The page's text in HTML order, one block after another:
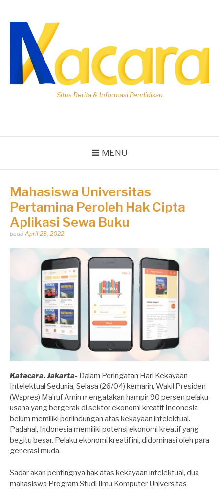
konten
Situs Berita & Informasi Pendidikan
MENU
Mahasiswa Universitas
Pertamina Peroleh Hak Cipta
Aplikasi Sewa Buku
Dipos
Dhirga
pada April 28, 2022
Katacara, Jakarta- Dalam Peringatan Hari Kekayaan
Intelektual Sedunia, Selasa (26/04) kemarin, Wakil Presiden
(Wapres) Ma’ruf Amin mengatakan hampir 90 persen pelaku
usaha yang bergerak di sektor ekonomi kreatif Indonesia
belum memiliki perlindungan atas kekayaan intelektual.
Padahal, Indonesia memiliki potensi ekonomi kreatif yang
begitu besar. Pelaku ekonomi kreatif ini, didominasi oleh para
generasi muda.
Sadar akan pentingnya hak atas kekayaan intelektual, dua
mahasiswa Program Studi Ilmu Komputer Universitas